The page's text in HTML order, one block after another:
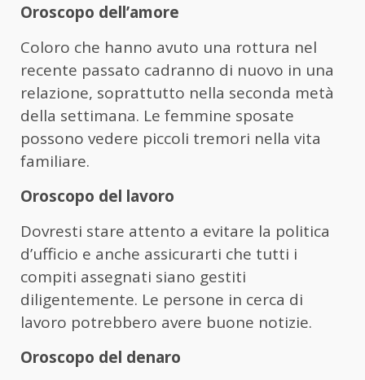
Oroscopo dell’amore
Coloro che hanno avuto una rottura nel
recente passato cadranno di nuovo in una
relazione, soprattutto nella seconda metà
della settimana. Le femmine sposate
possono vedere piccoli tremori nella vita
familiare.
Oroscopo del lavoro
Dovresti stare attento a evitare la politica
d’ufficio e anche assicurarti che tutti i
compiti assegnati siano gestiti
diligentemente. Le persone in cerca di
lavoro potrebbero avere buone notizie.
Oroscopo del denaro